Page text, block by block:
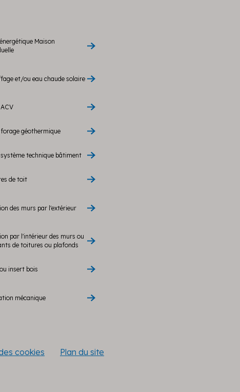
Maison
et/ou eau chaude solaire
forage géothermique
système technique bâtiment
de toit
des murs par l'extérieur
par l'intérieur des murs ou
de toitures ou plafonds
insert bois
mécanique
cookies
Plan du site